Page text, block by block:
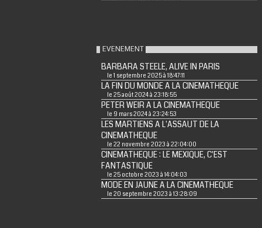
EVENEMENT
BARBARA STEELE, ALIVE IN PARIS
le 1 septembre 2025 à 18:47:11
LA FIN DU MONDE A LA CINEMATHEQUE
le 25 août 2024 à 23:18:55
PETER WEIR A LA CINEMATHEQUE
le 9 mars 2024 à 23:24:53
LES MARTIENS A L'ASSAUT DE LA
CINEMATHEQUE
le 22 novembre 2023 à 22:04:00
CINEMATHEQUE : LE MEXIQUE, C'EST
FANTASTIQUE
le 25 octobre 2023 à 14:04:03
MODE EN JAUNE A LA CINEMATHEQUE
le 20 septembre 2023 à 13:28:09